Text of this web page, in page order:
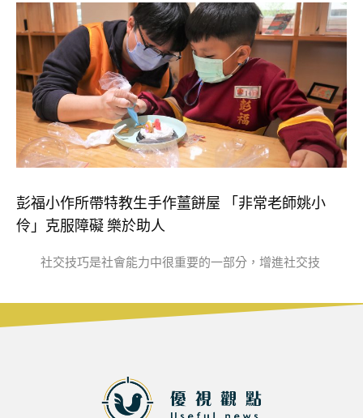
彭福小作所帶特教生手作薑餅屋 「非常老師姚小
伶」克服障礙 樂於助人
社交技巧是社會能力中很重要的一部分，增進社交技